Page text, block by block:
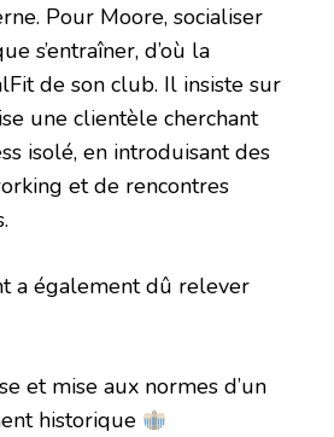
Pour Moore, socialiser
s’entraîner, d’où la
de son club. Il insiste sur
une clientèle cherchant
isolé, en introduisant des
et de rencontres
a également dû relever
et mise aux normes d’un
historique